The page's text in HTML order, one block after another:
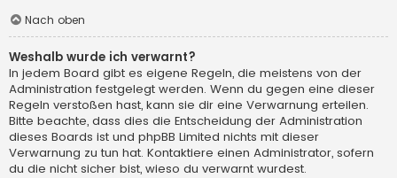
Nach oben
Weshalb wurde ich verwarnt?
In jedem Board gibt es eigene Regeln, die meistens von der
Administration festgelegt werden. Wenn du gegen eine dieser
Regeln verstoßen hast, kann sie dir eine Verwarnung erteilen.
Bitte beachte, dass dies die Entscheidung der Administration
dieses Boards ist und phpBB Limited nichts mit dieser
Verwarnung zu tun hat. Kontaktiere einen Administrator, sofern
du die nicht sicher bist, wieso du verwarnt wurdest.